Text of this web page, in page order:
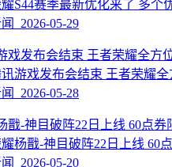
S44赛季最新优化来了 多个
2026-05-29
讯游戏发布会结束 王者荣耀
2026-05-28
杨戬-神目破阵22日上线 60
2026-05-20